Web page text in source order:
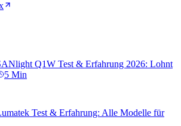
Q1W Test & Erfahrung 2026: Lohnt
5 Min
Test & Erfahrung: Alle Modelle für